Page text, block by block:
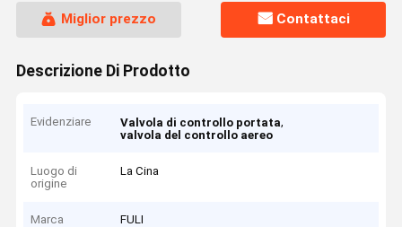
Miglior prezzo
Contattaci
Descrizione Di Prodotto
Evidenziare Valvola di controllo portata,
valvola del controllo aereo
Luogo di
origine
La Cina
Marca FULI